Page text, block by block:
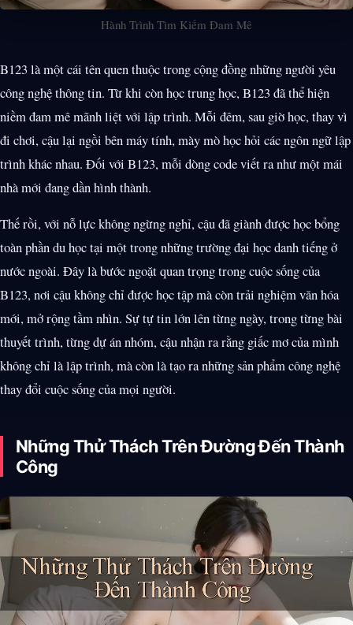
Hành Trình Tìm Kiếm Đam Mê
B123 là một cái tên quen thuộc trong cộng đồng những người yêu
công nghệ thông tin. Từ khi còn học trung học, B123 đã thể hiện
niềm đam mê mãnh liệt với lập trình. Mỗi đêm, sau giờ học, thay vì
đi chơi, cậu lại ngồi bên máy tính, mày mò học hỏi các ngôn ngữ lập
trình khác nhau. Đối với B123, mỗi dòng code viết ra như một mái
nhà mới đang dần hình thành.
Thế rồi, với nỗ lực không ngừng nghỉ, cậu đã giành được học bổng
toàn phần du học tại một trong những trường đại học danh tiếng ở
nước ngoài. Đây là bước ngoặt quan trọng trong cuộc sống của
B123, nơi cậu không chỉ được học tập mà còn trải nghiệm văn hóa
mới, mở rộng tầm nhìn. Sự tự tin lớn lên từng ngày, trong từng bài
thuyết trình, từng dự án nhóm, cậu nhận ra rằng giấc mơ của mình
không chỉ là lập trình, mà còn là tạo ra những sản phẩm công nghệ
thay đổi cuộc sống của mọi người.
Những Thử Thách Trên Đường Đến Thành
Công